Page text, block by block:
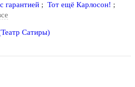
гарантией ; Тот ещё Карлосон! ;
Сатиры)